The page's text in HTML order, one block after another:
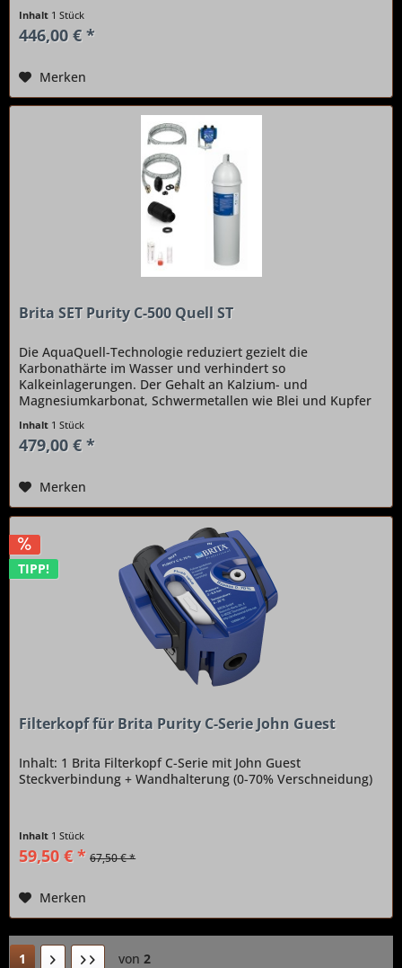
Inhalt 1 Stück
446,00 € *
Merken
Brita SET Purity C-500 Quell ST
Die AquaQuell-Technologie reduziert gezielt die
Karbonathärte im Wasser und verhindert so
Kalkeinlagerungen. Der Gehalt an Kalzium- und
Magnesiumkarbonat, Schwermetallen wie Blei und Kupfer
Inhalt 1 Stück
479,00 € *
Merken
TIPP!
Filterkopf für Brita Purity C-Serie John Guest
Inhalt: 1 Brita Filterkopf C-Serie mit John Guest
Steckverbindung + Wandhalterung (0-70% Verschneidung)
Inhalt 1 Stück
59,50 € * 67,50 € *
Merken
1 von 2